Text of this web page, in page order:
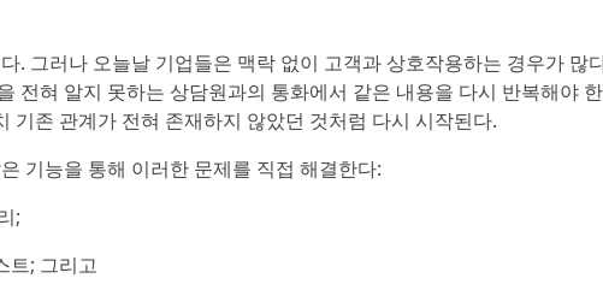
. 그러나 오늘날 기업들은 맥락 없이 고객과 상호작용하는 경우가 많
전혀 알지 못하는 상담원과의 통화에서 같은 내용을 다시 반복해야
기존 관계가 전혀 존재하지 않았던 것처럼 다시 시작된다.
기능을 통해 이러한 문제를 직접 해결한다:
;
트; 그리고